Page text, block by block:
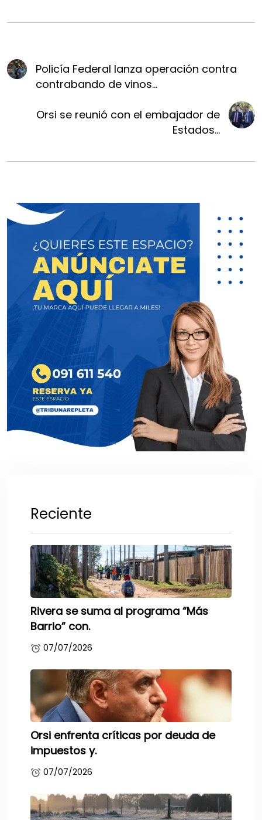
Policía Federal lanza operación contra
contrabando de vinos...
Orsi se reunió con el embajador de
Estados...
Reciente
Rivera se suma al programa “Más
Barrio” con.
07/07/2026
Orsi enfrenta críticas por deuda de
impuestos y.
07/07/2026